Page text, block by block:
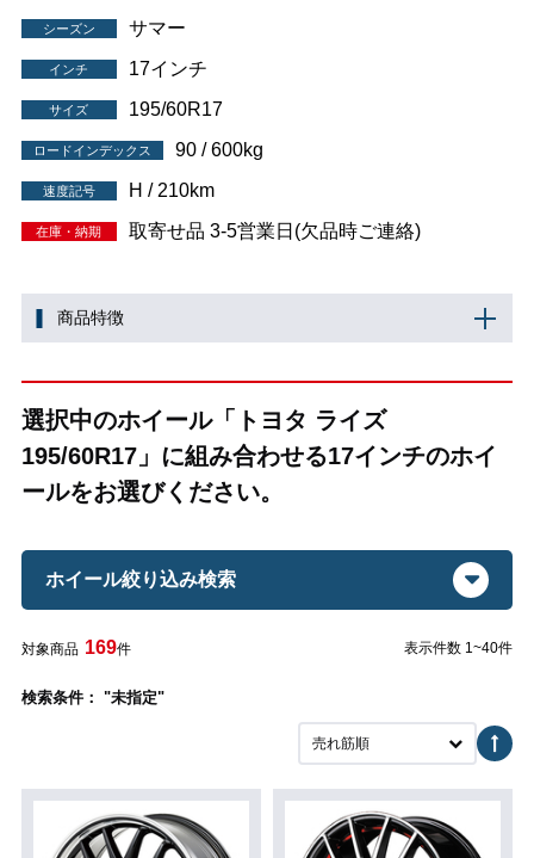
シーズン サマー
インチ 17インチ
サイズ 195/60R17
ロードインデックス 90 / 600kg
速度記号 H / 210km
在庫・納期 取寄せ品 3-5営業日(欠品時ご連絡)
商品特徴
選択中のホイール「トヨタ ライズ
195/60R17」に組み合わせる17インチのホイ
ールをお選びください。
ホイール絞り込み検索
対象商品 169件 表示件数 1~40件
検索条件： "未指定"
売れ筋順